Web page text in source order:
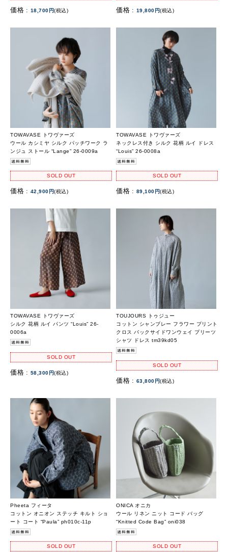
価格 : 18,700円(税込) 価格 : 19,800円(税込)
TOWAVASE トワヴァーズ
ウール カシミヤ シルク パッチワーク ラ
ンジュ ストール “Lange” 26-0009a
SOLD OUT
価格 : 42,900円(税込)
TOWAVASE トワヴァーズ
ネックレス付き シルク 花柄 ルイ ドレス
“Louis” 26-0008a
SOLD OUT
価格 : 89,100円(税込)
TOWAVASE トワヴァーズ
シルク 花柄 ルイ パンツ “Louis” 26-
0006a
SOLD OUT
価格 : 58,300円(税込)
TOUJOURS トゥジュー
コットン シャンブレー フラワー プリント
クロス バックサイドワンウェイ プリーツ
シャツ ドレス tm39kd05
SOLD OUT
価格 : 63,800円(税込)
Pheeta フィータ
コットン オニオン ステッチ キルト ショ
ート コート “Paula” ph010c-11p
SOLD OUT
ONICA オニカ
ウール リネン ニット コード バッグ
“Knitted Code Bag” oni038
SOLD OUT